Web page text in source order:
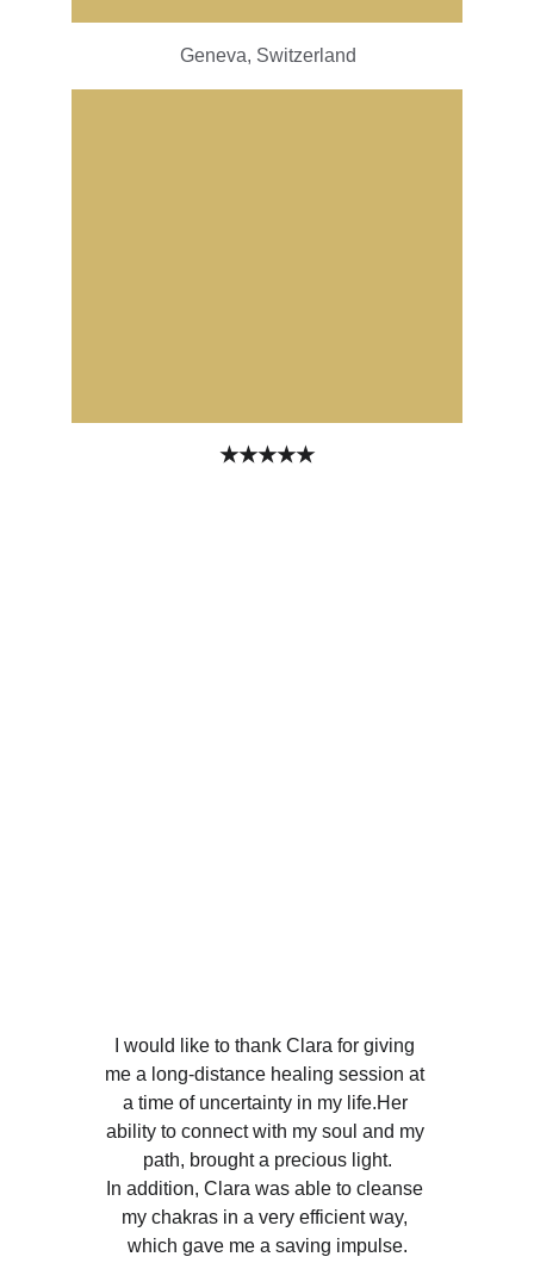
Geneva, Switzerland
★★★★★
I would like to thank Clara for giving
me a long-distance healing session at
a time of uncertainty in my life.Her
ability to connect with my soul and my
path, brought a precious light.
In addition, Clara was able to cleanse
my chakras in a very efficient way,
which gave me a saving impulse.